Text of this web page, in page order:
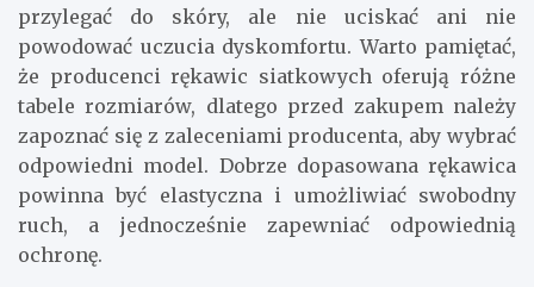
przylegać do skóry, ale nie uciskać ani nie
powodować uczucia dyskomfortu. Warto pamiętać,
że producenci rękawic siatkowych oferują różne
tabele rozmiarów, dlatego przed zakupem należy
zapoznać się z zaleceniami producenta, aby wybrać
odpowiedni model. Dobrze dopasowana rękawica
powinna być elastyczna i umożliwiać swobodny
ruch, a jednocześnie zapewniać odpowiednią
ochronę.